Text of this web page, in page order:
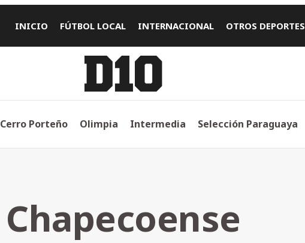
INICIO FÚTBOL LOCAL INTERNACIONAL OTROS DEPORTES
Cerro Porteño Olimpia Intermedia Selección Paraguaya
Chapecoense